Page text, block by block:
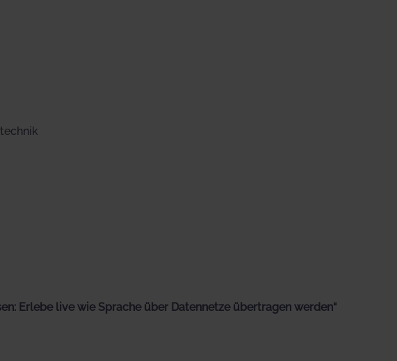
Erlebe live wie Sprache über Datennetze übertragen werden“